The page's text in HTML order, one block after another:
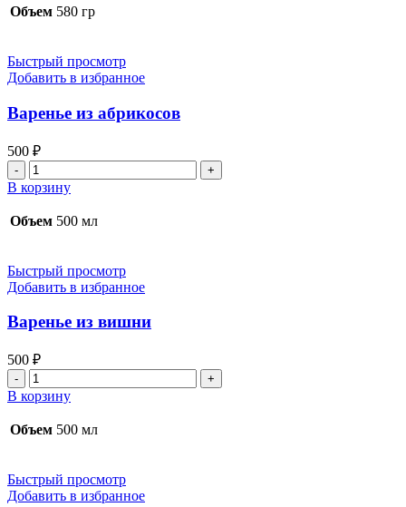
Объем 580 гр
Быстрый просмотр
Добавить в избранное
Варенье из абрикосов
500 ₽
Количество
товара
Варенье
из
В корзину
Объем 500 мл
Быстрый просмотр
Добавить в избранное
Варенье из вишни
500 ₽
Количество
товара
Варенье
из
В корзину
Объем 500 мл
Быстрый просмотр
Добавить в избранное